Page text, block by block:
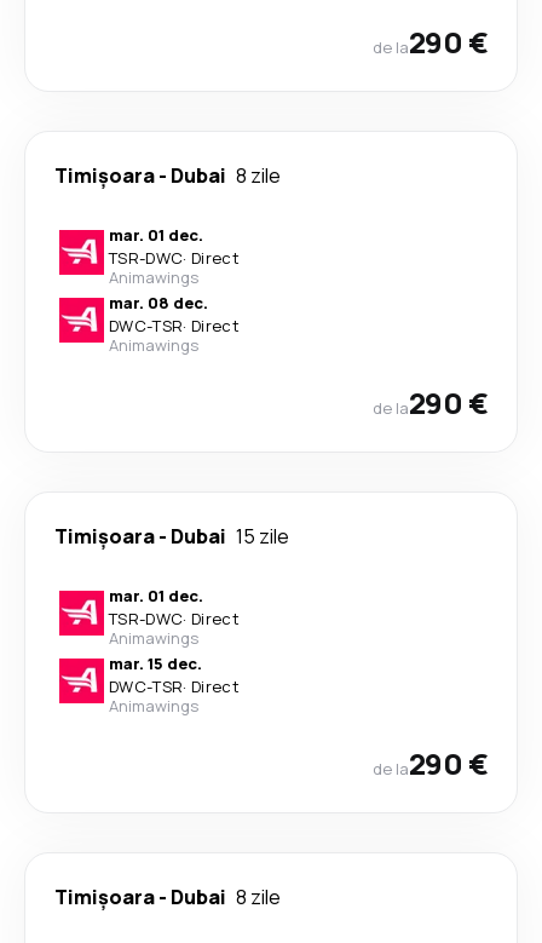
de la290 €
Timișoara- Dubai 8 zile
mar. 01 dec.
TSR-DWC· Direct
Animawings
mar. 08 dec.
DWC-TSR· Direct
Animawings
de la290 €
Timișoara- Dubai 15 zile
mar. 01 dec.
TSR-DWC· Direct
Animawings
mar. 15 dec.
DWC-TSR· Direct
Animawings
de la290 €
Timișoara- Dubai 8 zile